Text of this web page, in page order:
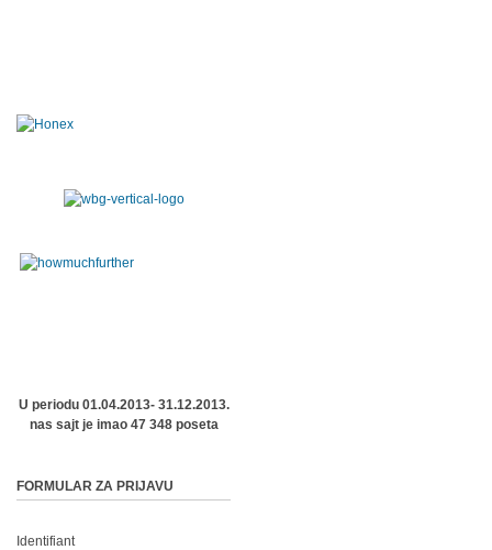
U periodu 01.04.2013- 31.12.2013.
nas sajt je imao 47 348 poseta
FORMULAR ZA PRIJAVU
Identifiant